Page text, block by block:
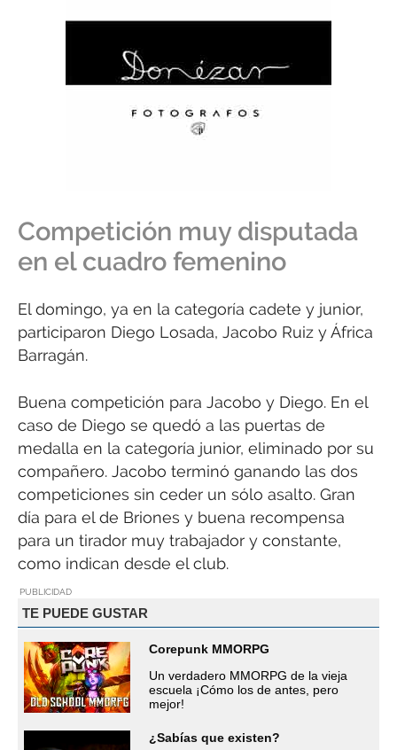
Competición muy disputada
en el cuadro femenino
El domingo, ya en la categoría cadete y junior,
participaron Diego Losada, Jacobo Ruiz y África
Barragán.
Buena competición para Jacobo y Diego. En el
caso de Diego se quedó a las puertas de
medalla en la categoría junior, eliminado por su
compañero. Jacobo terminó ganando las dos
competiciones sin ceder un sólo asalto. Gran
día para el de Briones y buena recompensa
para un tirador muy trabajador y constante,
como indican desde el club.
PUBLICIDAD
TE PUEDE GUSTAR
Corepunk MMORPG
Un verdadero MMORPG de la vieja
escuela ¡Cómo los de antes, pero
mejor!
¿Sabías que existen?